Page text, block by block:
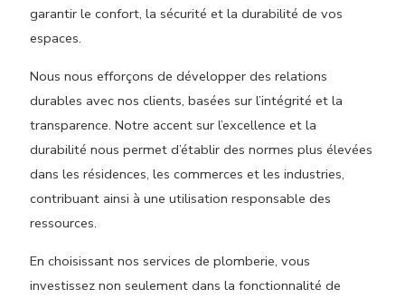
garantir le confort, la sécurité et la durabilité de vos
espaces.
Nous nous efforçons de développer des relations
durables avec nos clients, basées sur l’intégrité et la
transparence. Notre accent sur l’excellence et la
durabilité nous permet d’établir des normes plus élevées
dans les résidences, les commerces et les industries,
contribuant ainsi à une utilisation responsable des
ressources.
En choisissant nos services de plomberie, vous
investissez non seulement dans la fonctionnalité de